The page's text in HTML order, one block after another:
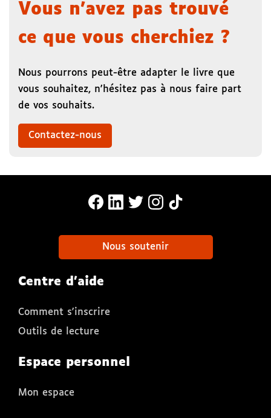
Vous n'avez pas trouvé
ce que vous cherchiez ?
Nous pourrons peut-être adapter le livre que
vous souhaitez, n'hésitez pas à nous faire part
de vos souhaits.
Contactez-nous
MonaLira Sur Facebook (nouvelle
MonaLira Sur Linkedin
MonaLira Sur Twitter
MonaLira Sur
Nous soutenir
Centre d'aide
Comment s'inscrire
Outils de lecture
Espace personnel
Mon espace